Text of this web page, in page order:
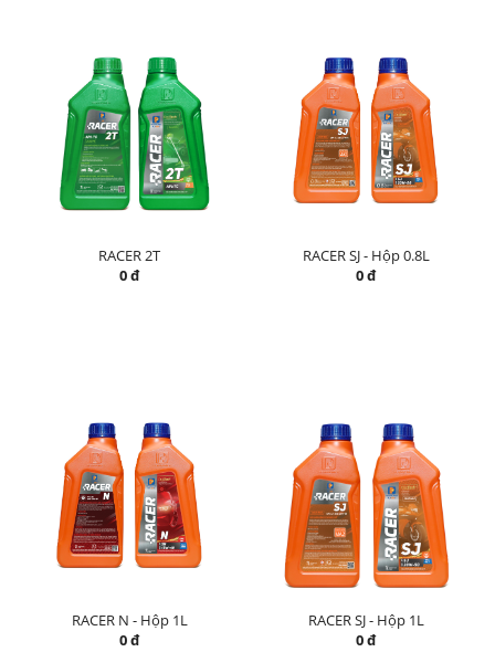
RACER 2T
0 đ
RACER SJ - Hộp 0.8L
0 đ
RACER N - Hộp 1L
0 đ
RACER SJ - Hộp 1L
0 đ